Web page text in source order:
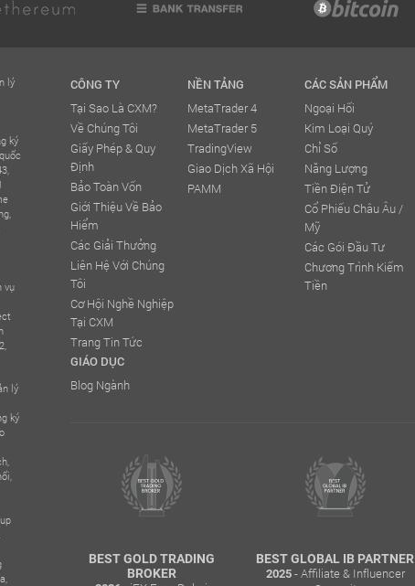
lý
ký
vụ
lý
ký
CÔNG TY
Tại Sao Là CXM?
Về Chúng Tôi
Giấy Phép & Quy
Định
Bảo Toàn Vốn
Giới Thiệu Về Bảo
Hiểm
Các Giải Thưởng
Liên Hệ Với Chúng
Tôi
Cơ Hội Nghề Nghiệp
Tại CXM
Trang Tin Tức
NỀN TẢNG
MetaTrader 4
MetaTrader 5
TradingView
Giao Dịch Xã Hội
PAMM
CÁC SẢN PHẨM
Ngoại Hối
Kim Loại Quý
Chỉ Số
Năng Lượng
Tiền Điện Tử
Cổ Phiếu Châu Âu /
Mỹ
Các Gói Đầu Tư
Chương Trình Kiếm
Tiền
GIÁO DỤC
Blog Ngành
DỊCH
CHÂU
BEST GOLD TRADING
BROKER
BEST GLOBAL IB PARTNER
2025- Affiliate & Influencer